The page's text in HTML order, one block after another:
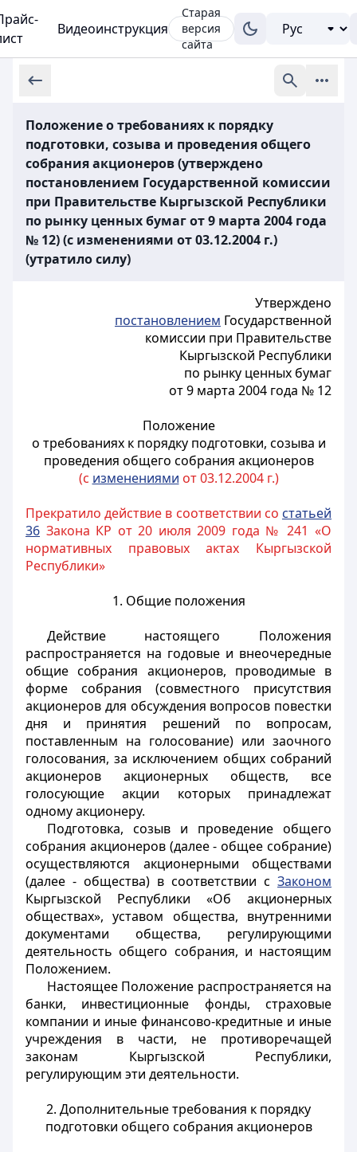
Видеоинструкция
Старая
версия
сайта
Положение о требованиях к порядку
подготовки, созыва и проведения общего
собрания акционеров (утверждено
постановлением Государственной комиссии
при Правительстве Кыргызской Республики
по рынку ценных бумаг от 9 марта 2004 года
№ 12) (с изменениями от 03.12.2004 г.)
(утратило силу)
Утверждено
постановлением Государственной
комиссии при Правительстве
Кыргызской Республики
по рынку ценных бумаг
от 9 марта 2004 года № 12
Положение
о требованиях к порядку подготовки, созыва и
проведения общего собрания акционеров
(с изменениями от 03.12.2004 г.)
Прекратило действие в соответствии со статьей
36 Закона КР от 20 июля 2009 года № 241 «О
нормативных правовых актах Кыргызской
Республики»
1. Общие положения
Действие настоящего Положения
распространяется на годовые и внеочередные
общие собрания акционеров, проводимые в
форме собрания (совместного присутствия
акционеров для обсуждения вопросов повестки
дня и принятия решений по вопросам,
поставленным на голосование) или заочного
голосования, за исключением общих собраний
акционеров акционерных обществ, все
голосующие акции которых принадлежат
одному акционеру.
Подготовка, созыв и проведение общего
собрания акционеров (далее - общее собрание)
осуществляются акционерными обществами
(далее - общества) в соответствии с Законом
Кыргызской Республики «Об акционерных
обществах», уставом общества, внутренними
документами общества, регулирующими
деятельность общего собрания, и настоящим
Положением.
Настоящее Положение распространяется на
банки, инвестиционные фонды, страховые
компании и иные финансово-кредитные и иные
учреждения в части, не противоречащей
законам Кыргызской Республики,
регулирующим эти деятельности.
2. Дополнительные требования к порядку
подготовки общего собрания акционеров